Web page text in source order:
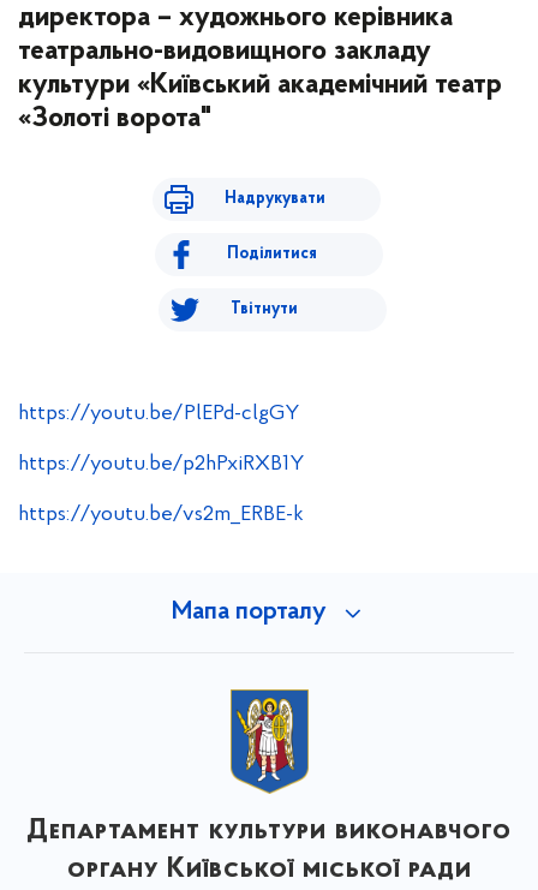
директора – художнього керівника
театрально-видовищного закладу
культури «Київський академічний театр
«Золоті ворота"
Надрукувати
Поділитися
Твітнути
https://youtu.be/PlEPd-clgGY
https://youtu.be/p2hPxiRXB1Y
https://youtu.be/vs2m_ERBE-k
Мапа порталу
Департамент культури виконавчого
органу Київської міської ради